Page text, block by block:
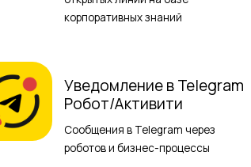
корпоративных знаний
Уведомление в Telegram
Робот/Активити
Сообщения в Telegram через
роботов и бизнес-процессы